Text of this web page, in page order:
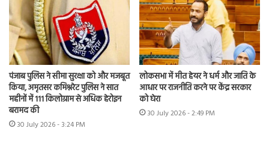
पंजाब पुलिस ने सीमा सुरक्षा को और मजबूत
किया, अमृतसर कमिश्नरेट पुलिस ने सात
महीनों में 111 किलोग्राम से अधिक हेरोइन
बरामद की
30 July 2026 - 3:24 PM
लोकसभा में मीत हेयर ने धर्म और जाति के
आधार पर राजनीति करने पर केंद्र सरकार
को घेरा
30 July 2026 - 2:49 PM